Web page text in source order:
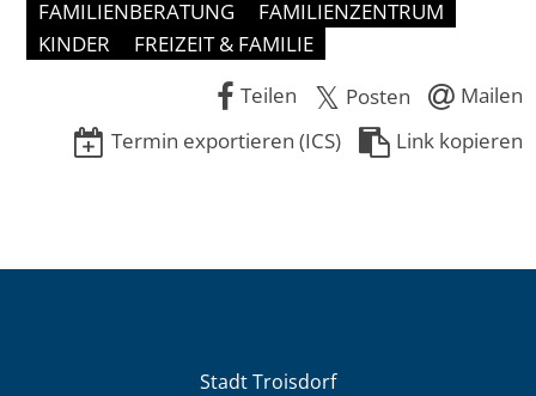
FAMILIENBERATUNG
FAMILIENZENTRUM
KINDER
FREIZEIT & FAMILIE
Teilen
Posten
Mailen
Termin exportieren (ICS)
Link kopieren
Stadt Troisdorf